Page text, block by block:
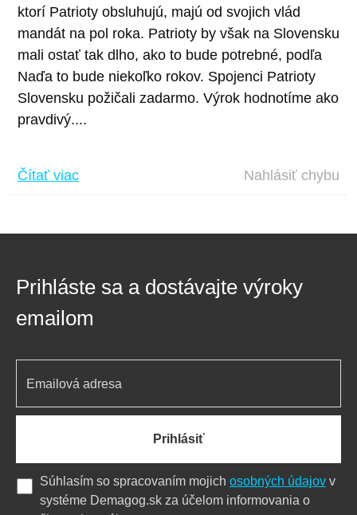
ktorí Patrioty obsluhujú, majú od svojich vlád
mandát na pol roka. Patrioty by však na Slovensku
mali ostať tak dlho, ako to bude potrebné, podľa
Naďa to bude niekoľko rokov. Spojenci Patrioty
Slovensku požičali zadarmo. Výrok hodnotíme ako
pravdivý....
Čítať viac Nahlásiť chybu
Prihláste sa a dostávajte výroky
emailom
Prihlásiť
Súhlasím so spracovaním mojich osobných údajov v
systéme Demagog.sk za účelom informovania o